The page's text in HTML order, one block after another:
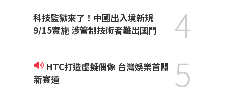
科技監獄來了！中國出入境新規
9/15實施 涉管制技術者難出國門
4
新賽道
5